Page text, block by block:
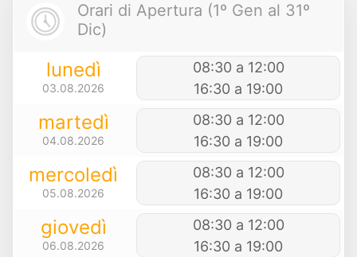
Orari di Apertura (1º Gen al 31º
Dic)
lunedì
03.08.2026
08:30 a 12:00
16:30 a 19:00
martedì
04.08.2026
08:30 a 12:00
16:30 a 19:00
mercoledì
05.08.2026
08:30 a 12:00
16:30 a 19:00
giovedì
06.08.2026
08:30 a 12:00
16:30 a 19:00